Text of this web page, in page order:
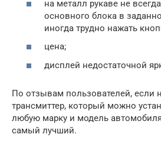
на металл рукаве не
основного блока в
иногда трудно нажать
цена;
дисплей недостаточной
По отзывам пользователей, если
трансмиттер, который можно
любую марку и модель автомобиля
самый лучший.